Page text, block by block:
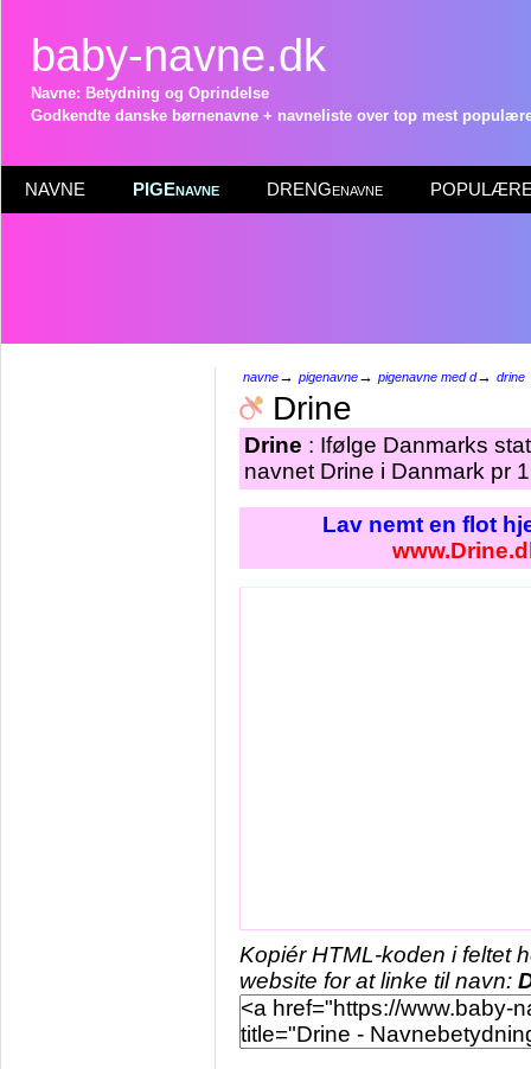
baby-navne.dk
Navne: Betydning og Oprindelse
Godkendte danske børnenavne + navneliste over top mest
NAVNE PIGEnavne DRENGenavne POPULÆRE
navne→ pigenavne→ pigenavne med d→ drine
Drine
Drine : Ifølge Danmarks
navnet Drine i Danmark pr
Lav nemt en flot
Kopiér HTML-koden i feltet
website for at linke til navn: